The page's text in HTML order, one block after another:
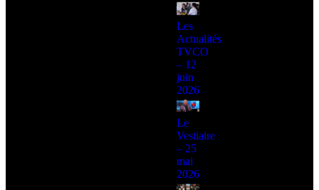
Les
Actualités
TVCO
– 12
juin
2026
Le
Vestiaire
– 25
mai
2026